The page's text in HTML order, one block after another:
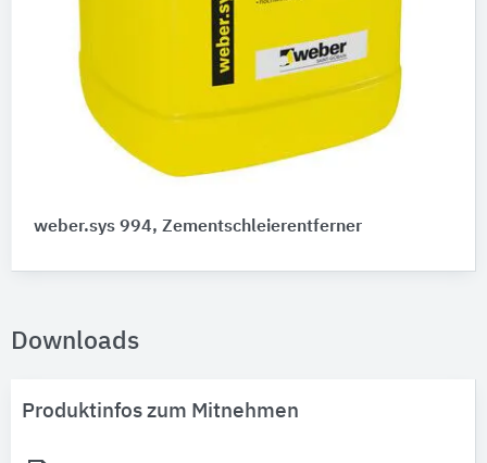
weber.sys 994, Zementschleierentferner
Downloads
Produktinfos zum Mitnehmen